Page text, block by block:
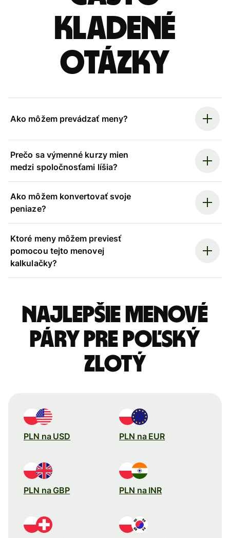
kladené
otázky
Ako môžem prevádzať meny?
Prečo sa výmenné kurzy mien
medzi spoločnosťami líšia?
Ako môžem konvertovať svoje
peniaze?
Ktoré meny môžem previesť
pomocou tejto menovej
kalkulačky?
Najlepšie menové
páry pre Poľský
zlotý
PLN na USD PLN na EUR
PLN na GBP PLN na INR